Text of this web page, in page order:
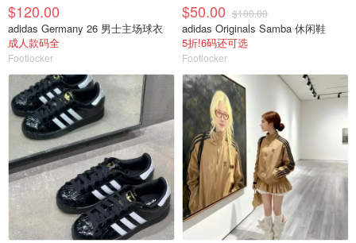
$120.00
adidas Germany 26 男士主场球衣
成人款码全
Footlocker
$50.00 $100.00
adidas Originals Samba 休闲鞋
5折!6码还可选
Footlocker